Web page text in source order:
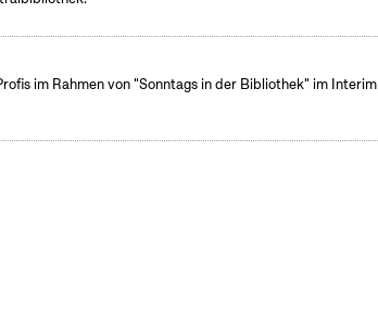
im Rahmen von "Sonntags in der Bibliothek" im Interim